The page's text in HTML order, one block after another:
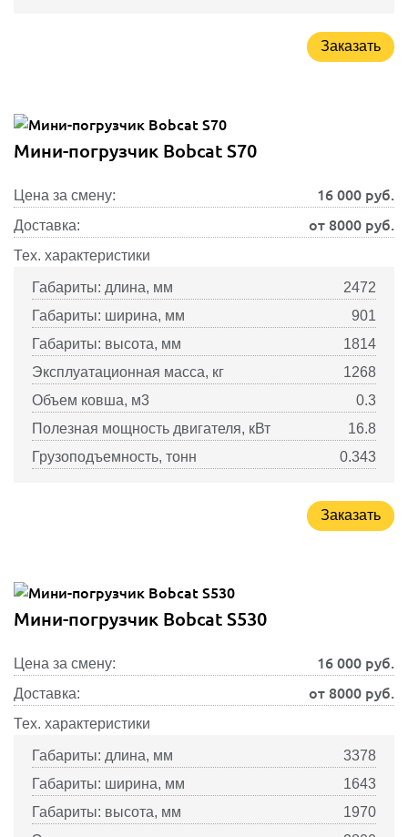
Заказать
Мини-погрузчик Bobcat S70
Цена за смену: 16 000 руб.
Доставка: от 8000 руб.
Тех. характеристики
Габариты: длина, мм
2472
Габариты: ширина, мм
901
Габариты: высота, мм
1814
Эксплуатационная масса, кг
1268
Объем ковша, м3
0.3
Полезная мощность двигателя, кВт
16.8
Грузоподъемность, тонн
0.343
Заказать
Мини-погрузчик Bobcat S530
Цена за смену: 16 000 руб.
Доставка: от 8000 руб.
Тех. характеристики
Габариты: длина, мм
3378
Габариты: ширина, мм
1643
Габариты: высота, мм
1970